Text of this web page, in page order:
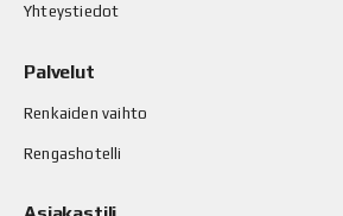
Yhteystiedot
Palvelut
Renkaiden vaihto
Rengashotelli